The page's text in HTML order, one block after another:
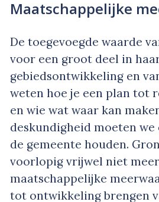
Maatschappelijke
De toegevoegde waarde
voor een groot deel in
gebiedsontwikkeling en
weten hoe je een plan tot
en wie wat waar kan
deskundigheid moeten we
de gemeente houden.
voorlopig vrijwel niet
maatschappelijke
tot ontwikkeling brengen